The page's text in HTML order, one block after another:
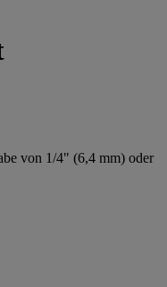
von 1/4" (6,4 mm) oder